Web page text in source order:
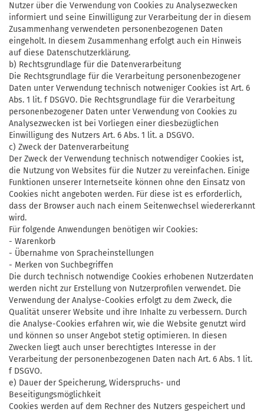
Nutzer über die Verwendung von Cookies zu Analysezwecken
informiert und seine Einwilligung zur Verarbeitung der in diesem
Zusammenhang verwendeten personenbezogenen Daten
eingeholt. In diesem Zusammenhang erfolgt auch ein Hinweis
auf diese Datenschutzerklärung.
b) Rechtsgrundlage für die Datenverarbeitung
Die Rechtsgrundlage für die Verarbeitung personenbezogener
Daten unter Verwendung technisch notweniger Cookies ist Art. 6
Abs. 1 lit. f DSGVO. Die Rechtsgrundlage für die Verarbeitung
personenbezogener Daten unter Verwendung von Cookies zu
Analysezwecken ist bei Vorliegen einer diesbezüglichen
Einwilligung des Nutzers Art. 6 Abs. 1 lit. a DSGVO.
c) Zweck der Datenverarbeitung
Der Zweck der Verwendung technisch notwendiger Cookies ist,
die Nutzung von Websites für die Nutzer zu vereinfachen. Einige
Funktionen unserer Internetseite können ohne den Einsatz von
Cookies nicht angeboten werden. Für diese ist es erforderlich,
dass der Browser auch nach einem Seitenwechsel wiedererkannt
wird.
Für folgende Anwendungen benötigen wir Cookies:
- Warenkorb
- Übernahme von Spracheinstellungen
- Merken von Suchbegriffen
Die durch technisch notwendige Cookies erhobenen Nutzerdaten
werden nicht zur Erstellung von Nutzerprofilen verwendet. Die
Verwendung der Analyse-Cookies erfolgt zu dem Zweck, die
Qualität unserer Website und ihre Inhalte zu verbessern. Durch
die Analyse-Cookies erfahren wir, wie die Website genutzt wird
und können so unser Angebot stetig optimieren. In diesen
Zwecken liegt auch unser berechtigtes Interesse in der
Verarbeitung der personenbezogenen Daten nach Art. 6 Abs. 1 lit.
f DSGVO.
e) Dauer der Speicherung, Widerspruchs- und
Beseitigungsmöglichkeit
Cookies werden auf dem Rechner des Nutzers gespeichert und